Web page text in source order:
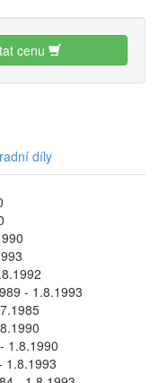
cenu
díly
- 1.8.1993
1.8.1990
1.8.1993